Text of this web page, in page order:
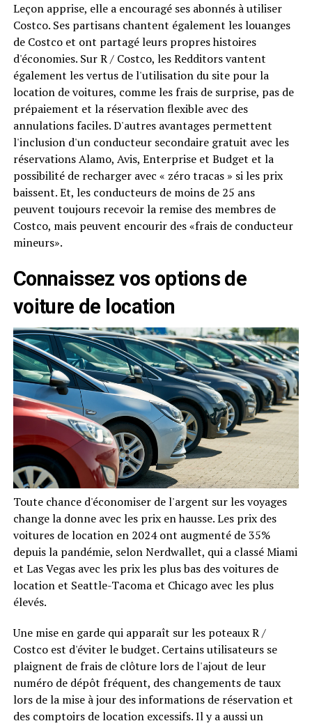
Leçon apprise, elle a encouragé ses abonnés à utiliser
Costco. Ses partisans chantent également les louanges
de Costco et ont partagé leurs propres histoires
d'économies. Sur R / Costco, les Redditors vantent
également les vertus de l'utilisation du site pour la
location de voitures, comme les frais de surprise, pas de
prépaiement et la réservation flexible avec des
annulations faciles. D'autres avantages permettent
l'inclusion d'un conducteur secondaire gratuit avec les
réservations Alamo, Avis, Enterprise et Budget et la
possibilité de recharger avec « zéro tracas » si les prix
baissent. Et, les conducteurs de moins de 25 ans
peuvent toujours recevoir la remise des membres de
Costco, mais peuvent encourir des «frais de conducteur
mineurs».
Connaissez vos options de
voiture de location
Toute chance d'économiser de l'argent sur les voyages
change la donne avec les prix en hausse. Les prix des
voitures de location en 2024 ont augmenté de 35%
depuis la pandémie, selon Nerdwallet, qui a classé Miami
et Las Vegas avec les prix les plus bas des voitures de
location et Seattle-Tacoma et Chicago avec les plus
élevés.
Une mise en garde qui apparaît sur les poteaux R /
Costco est d'éviter le budget. Certains utilisateurs se
plaignent de frais de clôture lors de l'ajout de leur
numéro de dépôt fréquent, des changements de taux
lors de la mise à jour des informations de réservation et
des comptoirs de location excessifs. Il y a aussi un